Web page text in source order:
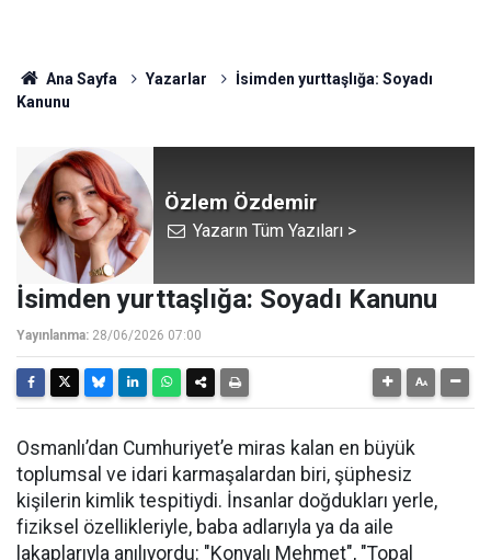
Ana Sayfa Yazarlar
İsimden yurttaşlığa: Soyadı
Kanunu
Özlem Özdemir
Yazarın Tüm Yazıları >
İsimden yurttaşlığa: Soyadı Kanunu
Yayınlanma: 28/06/2026 07:00
Osmanlı’dan Cumhuriyet’e miras kalan en büyük
toplumsal ve idari karmaşalardan biri, şüphesiz
kişilerin kimlik tespitiydi. İnsanlar doğdukları yerle,
fiziksel özellikleriyle, baba adlarıyla ya da aile
lakaplarıyla anılıyordu: "Konyalı Mehmet", "Topal